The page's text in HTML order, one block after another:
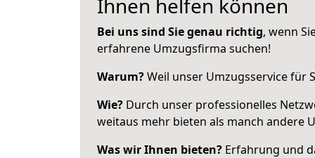
Ihnen helfen können
Bei uns sind Sie genau richtig, wenn
erfahrene Umzugsfirma suchen!
Warum?Weil unser Umzugsservice für
Wie? Durch unser professionelles
weitaus mehr bieten als manch andere
Was wir Ihnen bieten? Erfahrung und